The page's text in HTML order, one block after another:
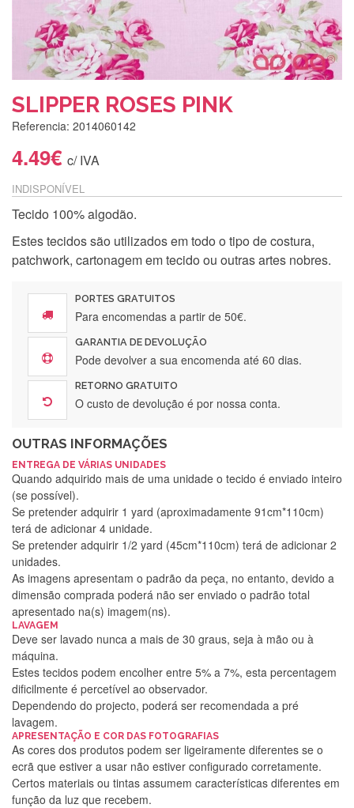
SLIPPER ROSES PINK
Referencia: 2014060142
4.49€ c/ IVA
INDISPONÍVEL
Tecido 100% algodão.
Estes tecidos são utilizados em todo o tipo de costura,
patchwork, cartonagem em tecido ou outras artes nobres.
PORTES GRATUITOS
Para encomendas a partir de 50€.
GARANTIA DE DEVOLUÇÃO
Pode devolver a sua encomenda até 60 dias.
RETORNO GRATUITO
O custo de devolução é por nossa conta.
OUTRAS INFORMAÇÕES
ENTREGA DE VÁRIAS UNIDADES
Quando adquirido mais de uma unidade o tecido é enviado inteiro
(se possível).
Se pretender adquirir 1 yard (aproximadamente 91cm*110cm)
terá de adicionar 4 unidade.
Se pretender adquirir 1/2 yard (45cm*110cm) terá de adicionar 2
unidades.
As imagens apresentam o padrão da peça, no entanto, devido a
dimensão comprada poderá não ser enviado o padrão total
apresentado na(s) imagem(ns).
LAVAGEM
Deve ser lavado nunca a mais de 30 graus, seja à mão ou à
máquina.
Estes tecidos podem encolher entre 5% a 7%, esta percentagem
dificilmente é percetível ao observador.
Dependendo do projecto, poderá ser recomendada a pré
lavagem.
APRESENTAÇÃO E COR DAS FOTOGRAFIAS
As cores dos produtos podem ser ligeiramente diferentes se o
ecrã que estiver a usar não estiver configurado corretamente.
Certos materiais ou tintas assumem características diferentes em
função da luz que recebem.
Silvia Lopes
Encomenda direitinha. Rapidez e segurança. Volto a
encomendar.